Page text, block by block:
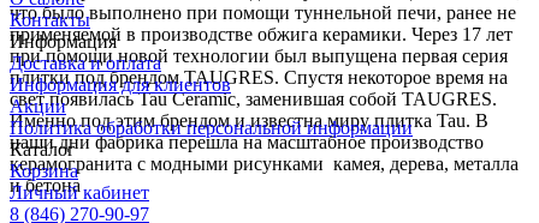
что было выполнено при помощи туннельной печи, ранее не
применяемой в производстве обжига керамики. Через 17 лет
при помощи новой технологии был выпущена первая серия
плитки под брендом TAUGRES. Спустя некоторое время на
свет появилась Tau Ceramic, заменившая собой TAUGRES.
Именно под этим брендом и известна миру плитка Tau. В
наши дни фабрика перешла на масштабное производство
керамогранита с модными рисунками камея, дерева, металла
и бетона
Контакты
Информация
Доставка и оплата
Информация для клиентов
Акции
Политика обработки персональной информации
Каталог
Корзина
Личный кабинет
8 (846) 270-90-97